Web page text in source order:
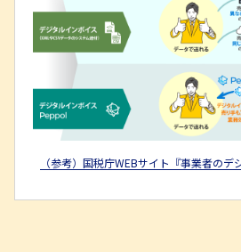
（参考）国税庁WEBサイト『事業者のデ